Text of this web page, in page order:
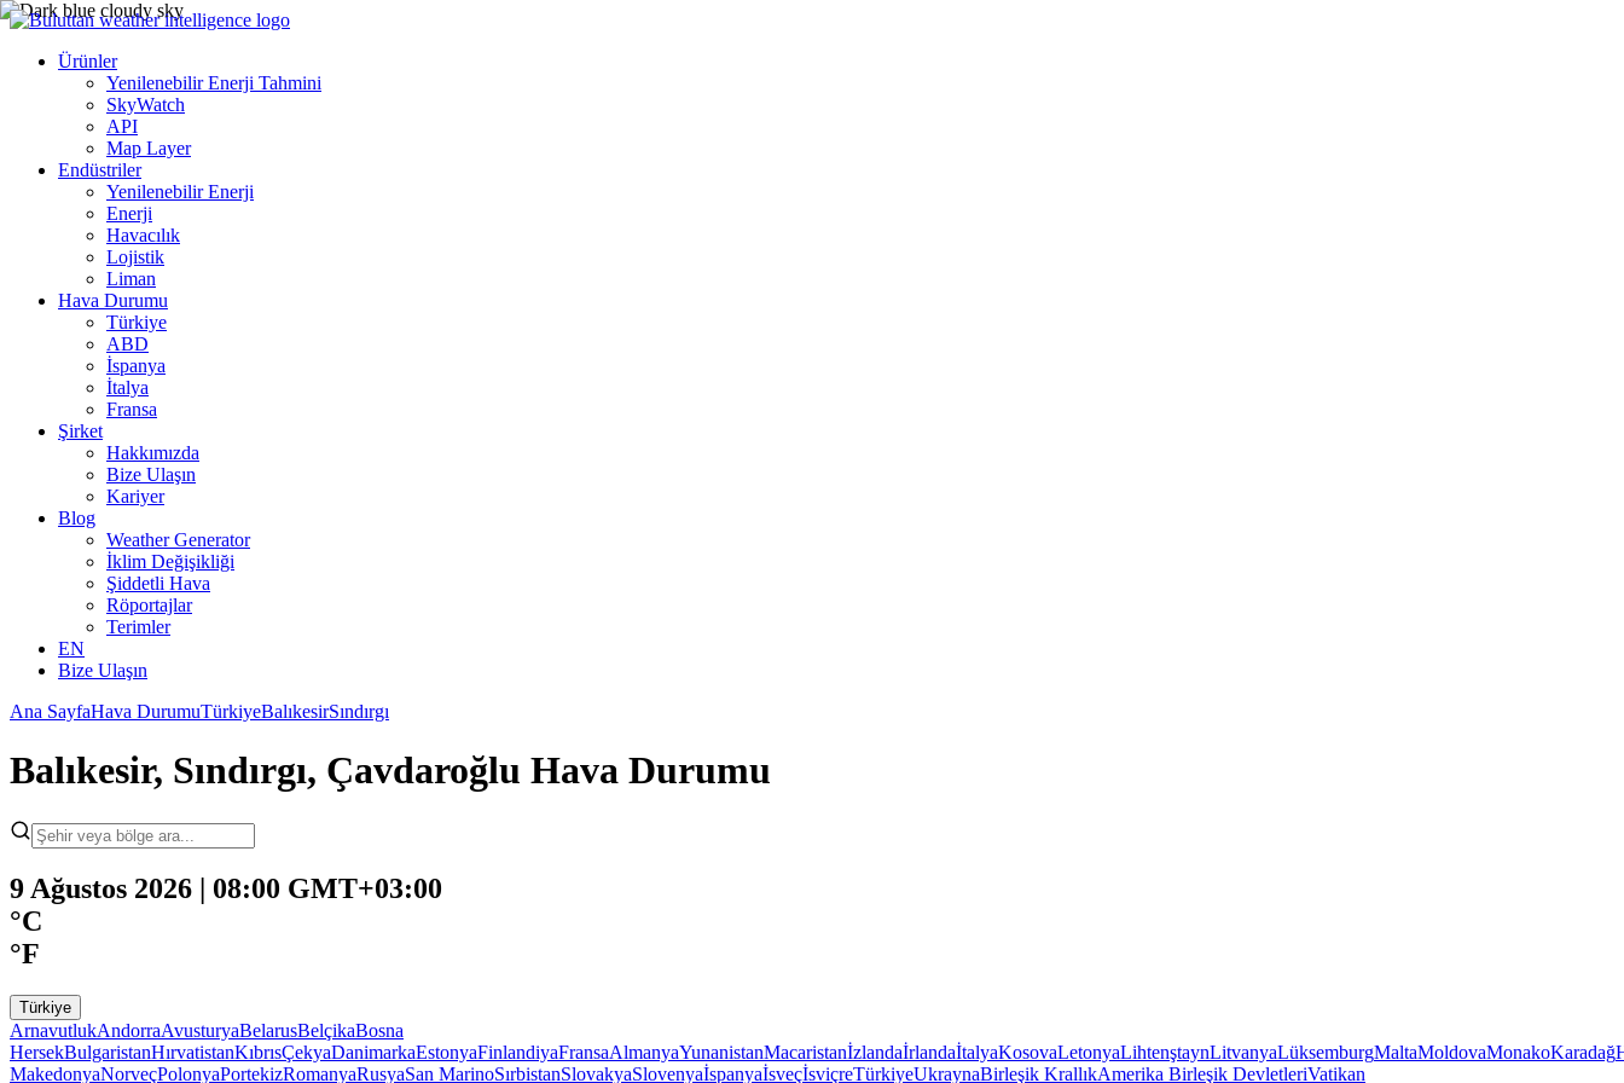
Ürünler
Yenilenebilir Enerji Tahmini
SkyWatch
API
Map Layer
Endüstriler
Yenilenebilir Enerji
Enerji
Havacılık
Lojistik
Liman
Hava Durumu
Türkiye
ABD
İspanya
İtalya
Fransa
Şirket
Hakkımızda
Bize Ulaşın
Kariyer
Blog
Weather Generator
İklim Değişikliği
Şiddetli Hava
Röportajlar
Terimler
EN
Bize Ulaşın
Ana SayfaHava DurumuTürkiyeBalıkesirSındırgı
Balıkesir, Sındırgı, Çavdaroğlu Hava Durumu
9 Ağustos 2026 | 08:00 GMT+03:00
°C
°F
Türkiye
ArnavutlukAndorraAvusturyaBelarusBelçikaBosna
HersekBulgaristanHırvatistanKıbrısÇekyaDanimarkaEstonyaFinlandiyaFransaAlmanyaYunanistanMacaristanİzlandaİrlandaİtalyaKosovaLetonyaLihtenştaynLitvanyaLüksemburgMaltaMoldovaMonakoKaradağ
MakedonyaNorveçPolonyaPortekizRomanyaRusyaSan MarinoSırbistanSlovakyaSlovenyaİspanyaİsveçİsviçreTürkiyeUkraynaBirleşik KrallıkAmerika Birleşik DevletleriVatikan